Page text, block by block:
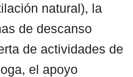
natural), la
de descanso
de actividades de
el apoyo